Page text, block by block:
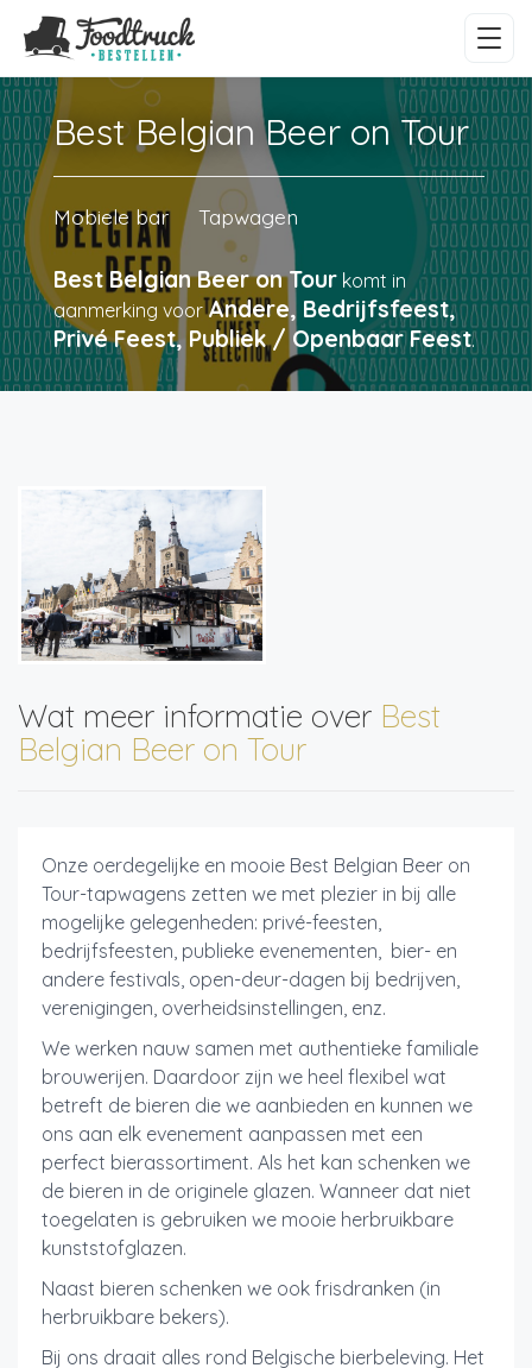
Best Belgian Beer on Tour
Mobiele bar Tapwagen
Best Belgian Beer on Tour komt in
aanmerking voorAndere, Bedrijfsfeest,
Privé Feest, Publiek / Openbaar Feest.
Wat meer informatie over Best
Belgian Beer on Tour
Onze oerdegelijke en mooie Best Belgian Beer on
Tour-tapwagens zetten we met plezier in bij alle
mogelijke gelegenheden: privé-feesten,
bedrijfsfeesten, publieke evenementen, bier- en
andere festivals, open-deur-dagen bij bedrijven,
verenigingen, overheidsinstellingen, enz.
We werken nauw samen met authentieke familiale
brouwerijen. Daardoor zijn we heel flexibel wat
betreft de bieren die we aanbieden en kunnen we
ons aan elk evenement aanpassen met een
perfect bierassortiment. Als het kan schenken we
de bieren in de originele glazen. Wanneer dat niet
toegelaten is gebruiken we mooie herbruikbare
kunststofglazen.
Naast bieren schenken we ook frisdranken (in
herbruikbare bekers).
Bij ons draait alles rond Belgische bierbeleving. Het